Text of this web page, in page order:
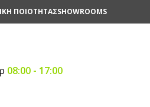
ΠΟΙΟΤΗΤΑΣSHOWROOMS
08:00 - 17:00